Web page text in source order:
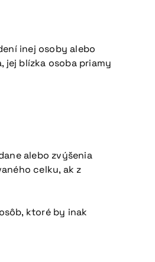
inej osoby alebo
jej blízka osoba priamy
alebo zvýšenia
celku, ak z
ktoré by inak